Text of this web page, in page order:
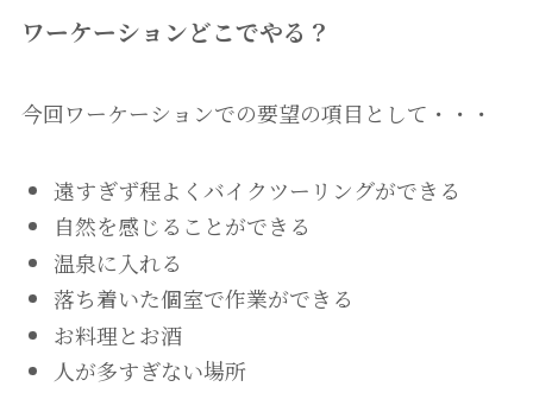
ワーケーションどこでやる？
今回ワーケーションでの要望の項目として・・・
遠すぎず程よくバイクツーリングができる
自然を感じることができる
温泉に入れる
落ち着いた個室で作業ができる
お料理とお酒
人が多すぎない場所